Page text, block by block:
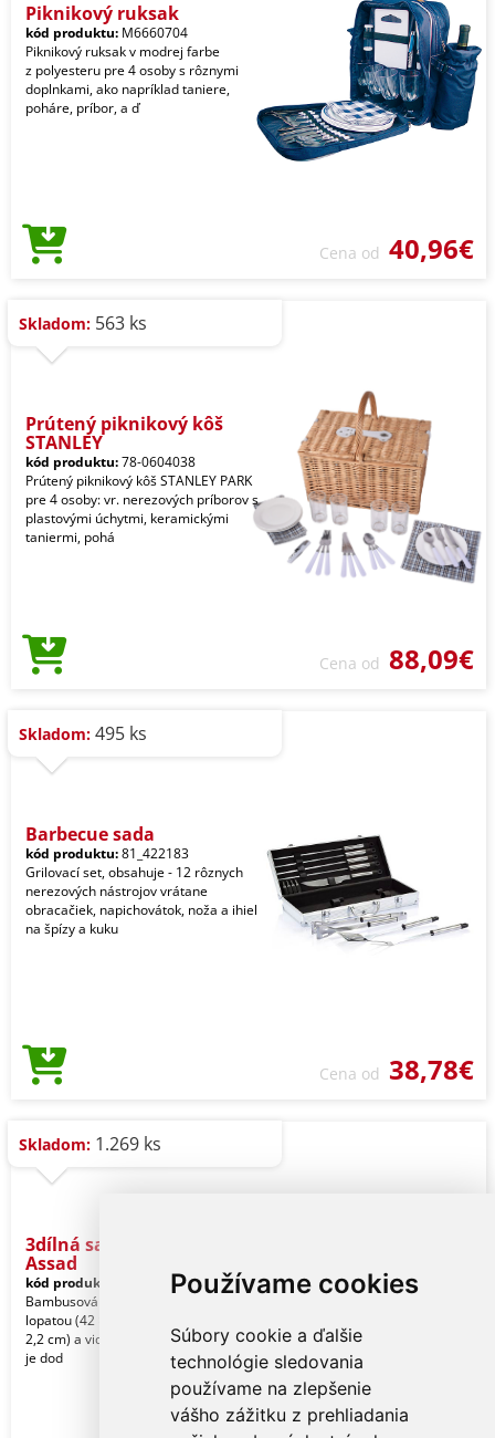
Používame cookies
Súbory cookie a ďalšie
technológie sledovania
používame na zlepšenie
vášho zážitku z prehliadania
Piknikový ruksak
kód produktu: M6660704
Piknikový ruksak v modrej farbe
z polyesteru pre 4 osoby s rôznymi
doplnkami, ako napríklad taniere,
poháre, príbor, a ď
Cena od 40,96€
Skladom: 563 ks
Prútený piknikový kôš
STANLEY
kód produktu:78-0604038
Prútený piknikový kôš STANLEY PARK
pre 4 osoby: vr. nerezových príborov s
plastovými úchytmi, keramickými
taniermi, pohá
Cena od 88,09€
Skladom: 495 ks
Barbecue sada
kód produktu:81_422183
Grilovací set, obsahuje - 12 rôznych
nerezových nástrojov vrátane
obracačiek, napichovátok, noža a ihiel
na špízy a kuku
Cena od 38,78€
Skladom: 1.269 ks
3dílná sada na grilování
Assad
kód produktu:
7400561
Bambusová třídílná grilovací sada s
lopatou (42 × 9,5 cm), kleštěmi (46 ×
2,2 cm) a vidličkou (43 × 3,2 cm). Sada
je dod